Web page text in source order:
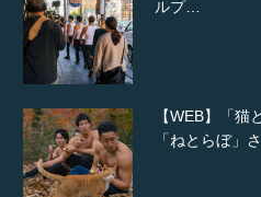
ルプ…
【WEB】「
「ねとらぼ」